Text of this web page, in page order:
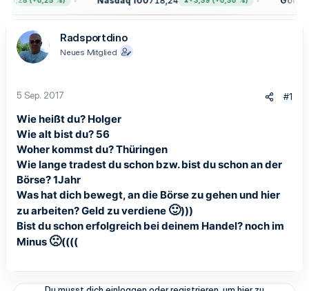
r
m
Radsportdino
Neues Mitglied
5 Sep. 2017 #1
Wie heißt du? Holger
Wie alt bist du? 56
Woher kommst du? Thüringen
Wie lange tradest du schon bzw. bist du schon an der
Börse? 1Jahr
Was hat dich bewegt, an die Börse zu gehen und hier
zu arbeiten? Geld zu verdiene 🙂)))
Bist du schon erfolgreich bei deinem Handel? noch im
Minus 🙁((((